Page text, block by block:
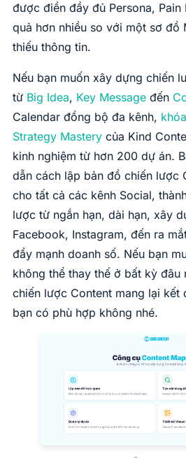
được điền đầy đủ Persona, Pain
quả hơn nhiều so với một sơ đồ
thiếu thông tin.
Nếu bạn muốn xây dựng chiến
từ Big Idea, Key Message đến
Calendar đồng bộ đa kênh,
Strategy Mastery của Kind
kinh nghiệm từ hơn 200 dự án.
dẫn cách lập bản đồ chiến lược
cho tất cả các kênh Social,
lược từ ngắn hạn, dài hạn, xây
Facebook, Instagram, đến ra
đẩy mạnh doanh số. Nếu bạn
không thể thay thế ở bất kỳ đâu
chiến lược Content mang lại kết
bạn có phù hợp không nhé.